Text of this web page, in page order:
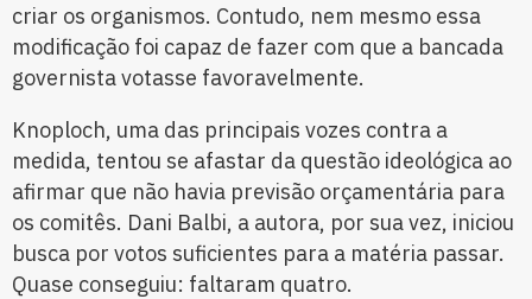
criar os organismos. Contudo, nem mesmo essa
modificação foi capaz de fazer com que a bancada
governista votasse favoravelmente.
Knoploch, uma das principais vozes contra a
medida, tentou se afastar da questão ideológica ao
afirmar que não havia previsão orçamentária para
os comitês. Dani Balbi, a autora, por sua vez, iniciou
busca por votos suficientes para a matéria passar.
Quase conseguiu: faltaram quatro.